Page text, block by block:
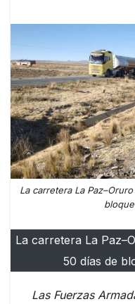
La carretera La
La carretera La
50 días de
Las Fuerzas